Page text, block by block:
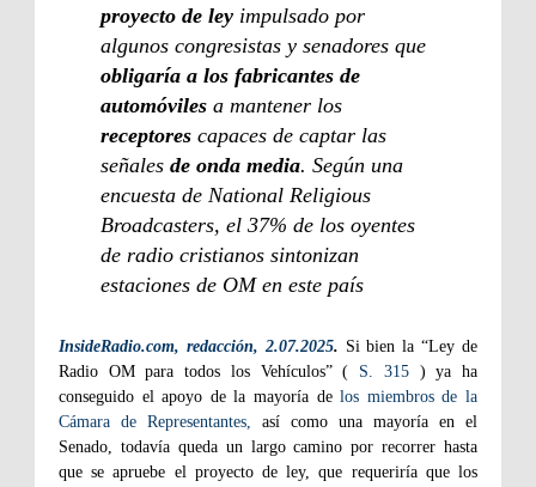
proyecto de ley impulsado por
algunos congresistas y senadores que
obligaría a los fabricantes de
automóviles a mantener los
receptores capaces de captar las
señales de onda media. Según una
encuesta de National Religious
Broadcasters, el 37% de los oyentes
de radio cristianos sintonizan
estaciones de OM en este país
InsideRadio.com, redacción, 2.07.2025. Si bien la “Ley de
Radio OM para todos los Vehículos” ( S. 315) ya ha
conseguido el apoyo de la mayoría delos miembros de la
Cámara de Representantes, así como una mayoría en el
Senado, todavía queda un largo camino por recorrer hasta
que se apruebe el proyecto de ley, que requeriría que los